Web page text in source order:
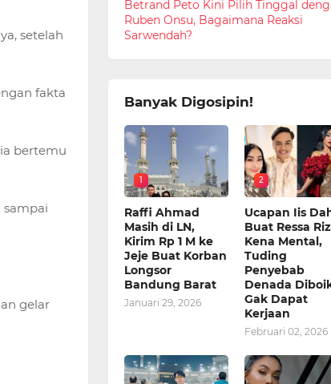
setelah
fakta
bertemu
sampai
gelar
Betrand Peto Kini Pilih Tinggal
Ruben Onsu, Bagaimana Reaksi
Sarwendah?
Banyak Digosipin!
1
Raffi Ahmad
Masih di LN,
Kirim Rp 1 M ke
Jeje Buat Korban
Longsor
Bandung Barat
Januari 29, 2026
2
Ucapan Iis
Buat Ressa
Kena Mental,
Tuding
Penyebab
Denada
Gak Dapat
Kerjaan
Februari 02, 2026